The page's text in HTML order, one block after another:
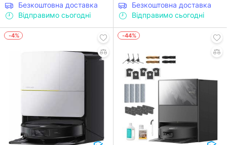
Безкоштовна доставка
Відправимо сьогодні
Безкоштовна доставка
Відправимо сьогодні
-4% -44%